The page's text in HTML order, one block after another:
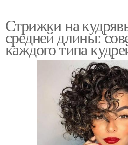
Стрижки на
средней длины:
каждого типа